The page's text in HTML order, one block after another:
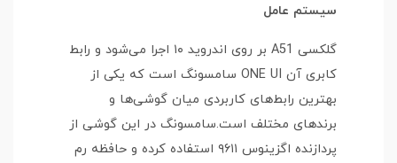
سیستم عامل
گلکسی A51 بر روی اندروید ۱۰ اجرا می‌شود و رابط
کابری آن ONE UI سامسونگ است که یکی از
بهترین رابط‌های کاربردی میان گوشی‌ها و
برندهای مختلف است.سامسونگ در این گوشی از
پردازنده اگزینوس ۹۶۱۱ استفاده کرده و حافظه رم